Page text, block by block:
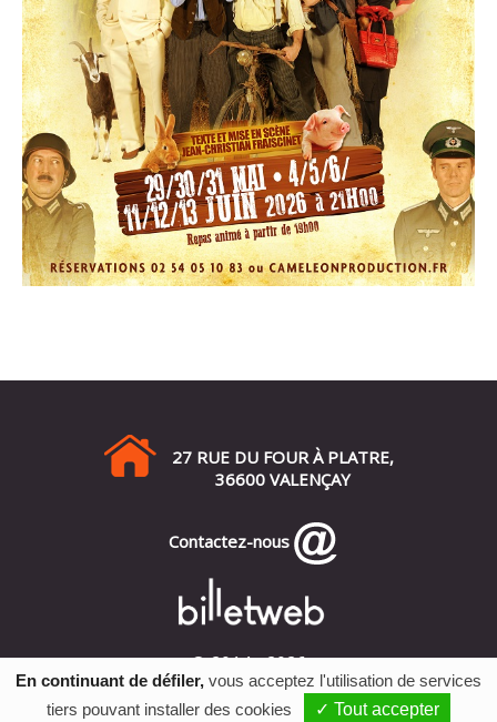
27 RUE DU FOUR À PLATRE,
36600 VALENÇAY
Contactez-nous
© 2014 - 2026
• Mentions Légales
• Vie Privée
En continuant de défiler, vous acceptez l'utilisation de services
tiers pouvant installer des cookies
✓ Tout accepter